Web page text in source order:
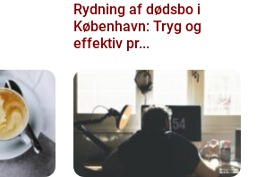
Rydning af dødsbo i
København: Tryg og
effektiv pr...